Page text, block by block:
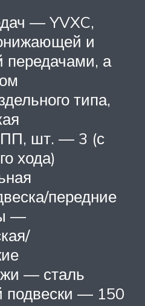
— YVXC,
и
а
типа,
шт. — 3 (с
хода)
передние
—
— сталь
подвески — 150